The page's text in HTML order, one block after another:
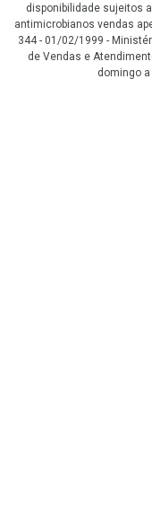
disponibilidade sujeitos
antimicrobianos vendas
344 - 01/02/1999 -
de Vendas e
domingo